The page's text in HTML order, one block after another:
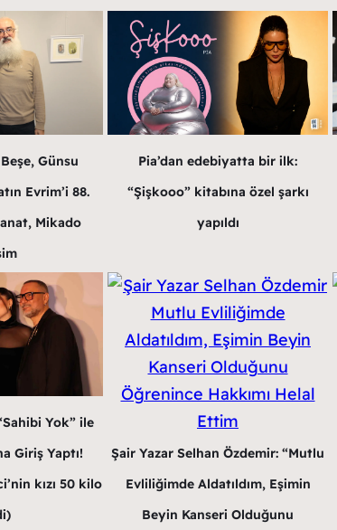
Günsu
Evrim’i 88.
Mikado
Pia’dan edebiyatta bir ilk:
“Şişkooo” kitabına özel şarkı
yapıldı
Yok” ile
Giriş Yaptı!
kızı 50 kilo
Şair Yazar Selhan Özdemir: “Mutlu
Evliliğimde Aldatıldım, Eşimin
Beyin Kanseri Olduğunu